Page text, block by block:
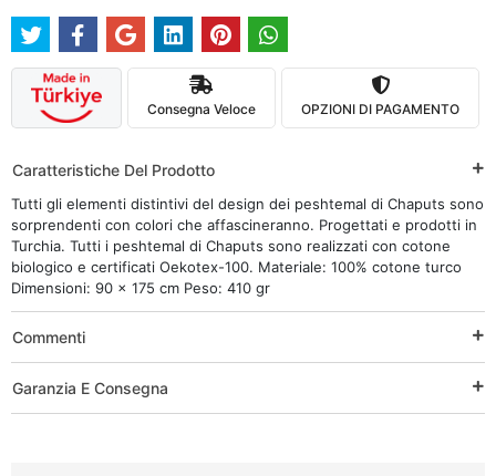
Consegna Veloce OPZIONI DI PAGAMENTO
Caratteristiche Del Prodotto
Tutti gli elementi distintivi del design dei peshtemal di Chaputs sono
sorprendenti con colori che affascineranno. Progettati e prodotti in
Turchia. Tutti i peshtemal di Chaputs sono realizzati con cotone
biologico e certificati Oekotex-100. Materiale: 100% cotone turco
Dimensioni: 90 x 175 cm Peso: 410 gr
Commenti
Garanzia E Consegna